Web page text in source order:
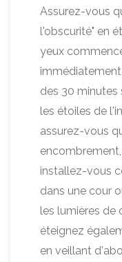
Assurez-vous
l'obscurité" en
yeux
des 30 minutes
les étoiles de
assurez-vous
installez-vous
dans une cour
les lumières de
éteignez
en veillant